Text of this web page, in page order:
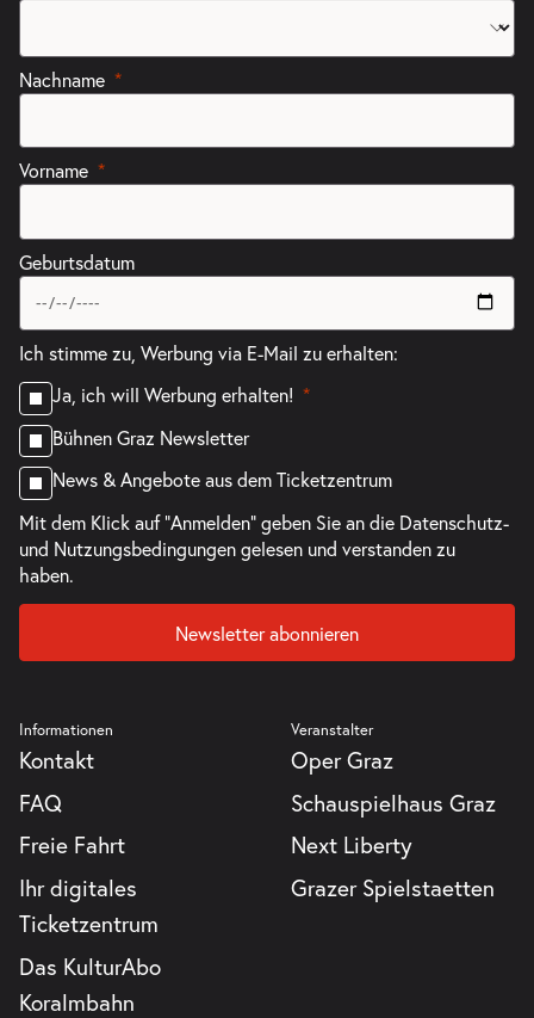
Nachname
Vorname
Geburtsdatum
Ich stimme zu, Werbung via E-Mail zu erhalten:
Ja, ich will Werbung erhalten!
Bühnen Graz Newsletter
News & Angebote aus dem Ticketzentrum
Mit dem Klick auf "Anmelden" geben Sie an die Datenschutz-
und Nutzungsbedingungengelesen und verstanden zu
haben.
Newsletter abonnieren
Informationen
Kontakt
FAQ
Freie Fahrt
Ihr digitales
Ticketzentrum
Das KulturAbo
Koralmbahn
Veranstalter
Oper Graz
Schauspielhaus Graz
Next Liberty
Grazer Spielstaetten